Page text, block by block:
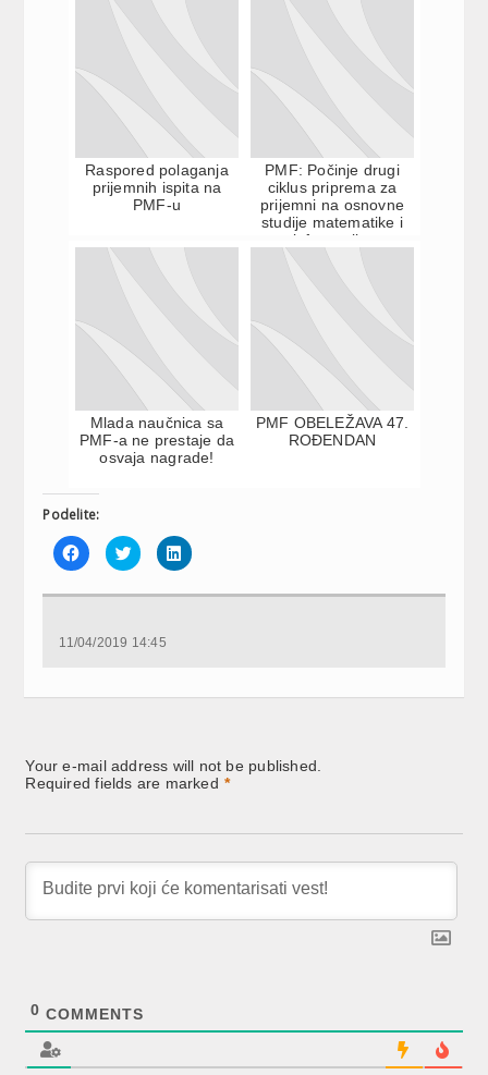
Raspored polaganja
prijemnih ispita na
PMF-u
PMF: Počinje drugi
ciklus priprema za
prijemni na osnovne
studije matematike i
informatike
Mlada naučnica sa
PMF-a ne prestaje da
osvaja nagrade!
PMF OBELEŽAVA 47.
ROĐENDAN
Podelite:
Click
to
share
Facebook
new
Click
to
share
Twitter
new
Click
to
LinkedIn
11/04/2019 14:45
Your e-mail address will not be published.
Required fields are marked *
0 COMMENTS